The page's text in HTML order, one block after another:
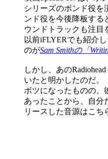
シリーズのボンド役を
ンド役を今後降板する
ウンドトラックも注目
以前iFLYERでも紹介
のがSam Smithの「
しかし、あの
いたと明かしたのだ。
ボツになったものの、
あったことから、自分
リースした音源はこち